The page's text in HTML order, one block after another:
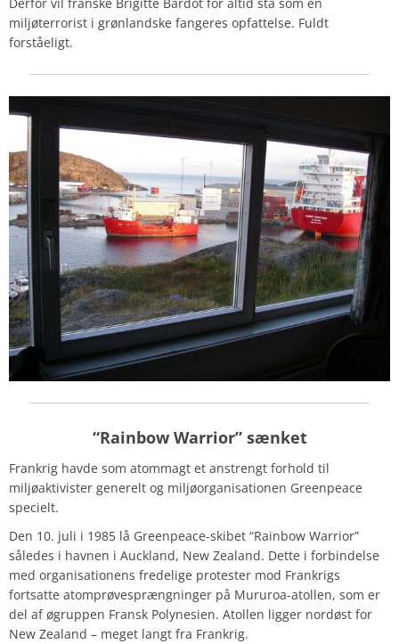
miljøterrorist i grønlandske fangeres opfattelse. Fuldt
forståeligt.
“Rainbow Warrior” sænket
Frankrig havde som atommagt et anstrengt forhold til
miljøaktivister generelt og miljøorganisationen Greenpeace
specielt.
Den 10. juli i 1985 lå Greenpeace-skibet “Rainbow Warrior”
således i havnen i Auckland, New Zealand. Dette i forbindelse
med organisationens fredelige protester mod Frankrigs
fortsatte atomprøvesprængninger på Mururoa-atollen, som er
del af øgruppen Fransk Polynesien. Atollen ligger nordøst for
New Zealand – meget langt fra Frankrig.